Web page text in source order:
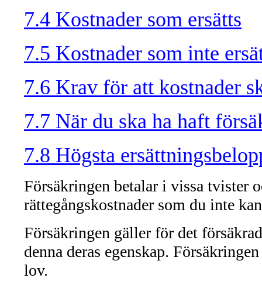
7.4 Kostnader som ersätts
7.5 Kostnader som inte
7.6 Krav för att kostnader
7.7 När du ska ha haft
7.8 Högsta
Försäkringen betalar i vissa tvister
rättegångskostnader som du inte
Försäkringen gäller för det
denna deras egenskap.
lov.